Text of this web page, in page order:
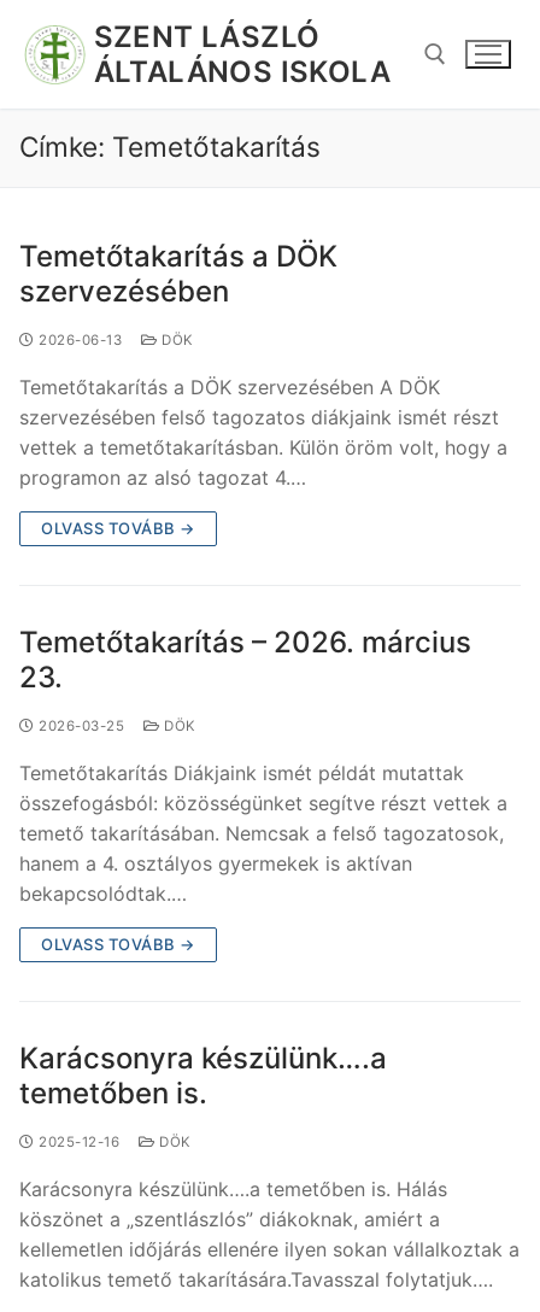
SZENT LÁSZLÓ
ÁLTALÁNOS ISKOLA
Címke: Temetőtakarítás
Temetőtakarítás a DÖK
szervezésében
2026-06-13 DÖK
Temetőtakarítás a DÖK szervezésében A DÖK
szervezésében felső tagozatos diákjaink ismét részt
vettek a temetőtakarításban. Külön öröm volt, hogy a
programon az alsó tagozat 4.…
OLVASS TOVÁBB →
Temetőtakarítás – 2026. március
23.
2026-03-25 DÖK
Temetőtakarítás Diákjaink ismét példát mutattak
összefogásból: közösségünket segítve részt vettek a
temető takarításában. Nemcsak a felső tagozatosok,
hanem a 4. osztályos gyermekek is aktívan
bekapcsolódtak.…
OLVASS TOVÁBB →
Karácsonyra készülünk….a
temetőben is.
2025-12-16 DÖK
Karácsonyra készülünk….a temetőben is. Hálás
köszönet a „szentlászlós” diákoknak, amiért a
kellemetlen időjárás ellenére ilyen sokan vállalkoztak a
katolikus temető takarítására.Tavasszal folytatjuk….